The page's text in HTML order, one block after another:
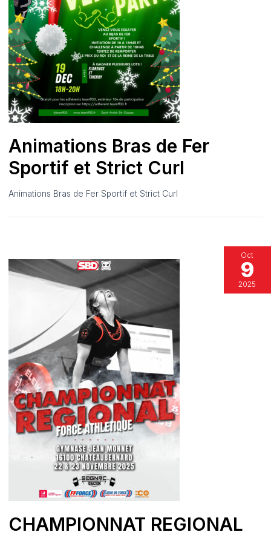
Animations Bras de Fer
Sportif et Strict Curl
Animations Bras de Fer Sportif et Strict Curl
CHAMPIONNAT REGIONAL
Oct
9
2025